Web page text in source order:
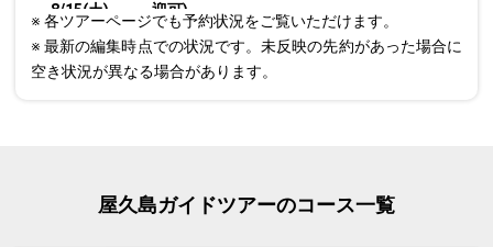
8/15(土)
迎可)
△ツアー要問合せ
8/16(日)
×縄文杉
△ツアー要問合せ
8/20(木)
区送迎可)
※ 各ツアーページでも予約状況をご覧いただけます。
※ 最新の編集時点での状況です。未反映の先約があった場合に
空き状況が異なる場合があります。
屋久島ガイドツアーのコース一覧